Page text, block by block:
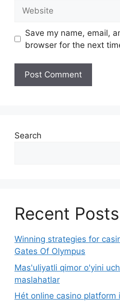
Save my name, email,
browser for the next
Search
Recent Posts
Winning strategies for
Gates Of Olympus
Mas'uliyatli qimor o'yini
maslahatlar
Hét online casino platform